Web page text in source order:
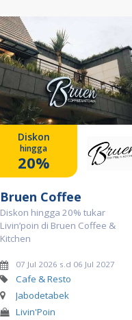
Diskon
hingga
20%
Bruen Coffee
Diskon hingga 20% tukar
Livin’poin di Bruen Coffee &
Kitchen
07 Jul 2026 s.d 06 Jul 2027
Cafe & Resto
Jabodetabek
Livin'Poin